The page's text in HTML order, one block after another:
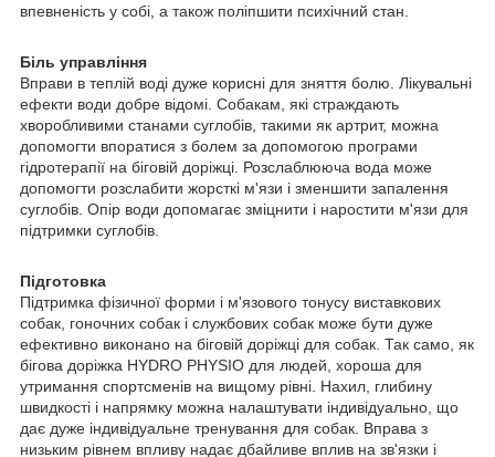
впевненість у собі, а також поліпшити психічний стан.
Біль управління
Вправи в теплій воді дуже корисні для зняття болю. Лікувальні
ефекти води добре відомі. Собакам, які страждають
хворобливими станами суглобів, такими як артрит, можна
допомогти впоратися з болем за допомогою програми
гідротерапії на біговій доріжці. Розслаблююча вода може
допомогти розслабити жорсткі м'язи і зменшити запалення
суглобів. Опір води допомагає зміцнити і наростити м'язи для
підтримки суглобів.
Підготовка
Підтримка фізичної форми і м'язового тонусу виставкових
собак, гоночних собак і службових собак може бути дуже
ефективно виконано на біговій доріжці для собак. Так само, як
бігова доріжка HYDRO PHYSIO для людей, хороша для
утримання спортсменів на вищому рівні. Нахил, глибину
швидкості і напрямку можна налаштувати індивідуально, що
дає дуже індивідуальне тренування для собак. Вправа з
низьким рівнем впливу надає дбайливе вплив на зв'язки і